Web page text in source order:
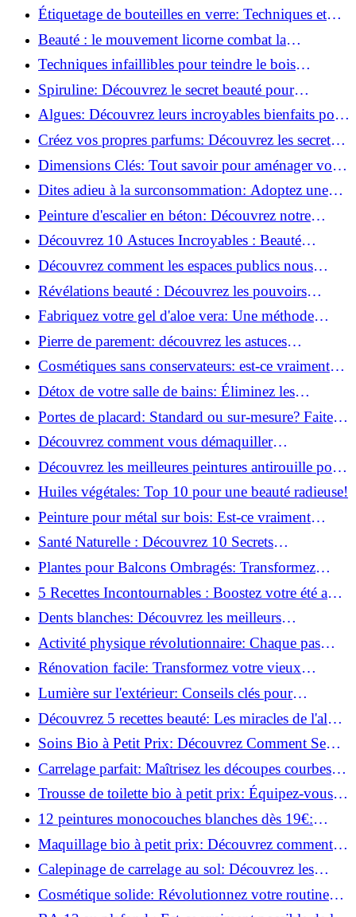
100% comestible!
Étiquetage de bouteilles en verre: Techniques et
astuces incontournables!
Beauté : le mouvement licorne combat la
surconsommation !
Techniques infaillibles pour teindre le bois
naturellement: Découvrez comment!
Spiruline: Découvrez le secret beauté pour
revitaliser les peaux fatiguées!
Algues: Découvrez leurs incroyables bienfaits pour
la santé et la beauté!
Créez vos propres parfums: Découvrez les secrets
de la fabrication artisanale!
Dimensions Clés: Tout savoir pour aménager votre
salle de bains!
Dites adieu à la surconsommation: Adoptez une
vie plus simple!
Peinture d'escalier en béton: Découvrez notre
tutoriel facile et rapide!
Découvrez 10 Astuces Incroyables : Beauté
Naturelle avec le Concombre !
Découvrez comment les espaces publics nous
incitent à être plus actifs : Révélations surprenantes!
Révélations beauté : Découvrez les pouvoirs
insoupçonnés du concombre!
Fabriquez votre gel d'aloe vera: Une méthode
simple et rapide à la maison!
Pierre de parement: découvrez les astuces
infaillibles pour un nettoyage parfait!
Cosmétiques sans conservateurs: est-ce vraiment
possible?
Détox de votre salle de bains: Éliminez les
ingrédients nocifs dès maintenant!
Portes de placard: Standard ou sur-mesure? Faites
le meilleur choix!
Découvrez comment vous démaquiller
naturellement: Astuces et secrets révélés!
Découvrez les meilleures peintures antirouille pour
le fer: Top 12 analysé!
Huiles végétales: Top 10 pour une beauté radieuse!
Peinture pour métal sur bois: Est-ce vraiment
possible?
Santé Naturelle : Découvrez 10 Secrets
Incontournables pour un Bien-être Optimal!
Plantes pour Balcons Ombragés: Transformez
votre Terrasse en Oasis Verte!
5 Recettes Incontournables : Boostez votre été avec
des huiles essentielles!
Dents blanches: Découvrez les meilleurs
ingrédients naturels!
Activité physique révolutionnaire: Chaque pas
compte pour votre santé!
Rénovation facile: Transformez votre vieux
parquet irrégulier en un clin d'œil!
Lumière sur l'extérieur: Conseils clés pour
concevoir et installer votre éclairage!
Découvrez 5 recettes beauté: Les miracles de l'aloe
vera pour votre peau!
Soins Bio à Petit Prix: Découvrez Comment Se
Chouchouter Pour Moins de 35€!
Carrelage parfait: Maîtrisez les découpes courbes
facilement!
Trousse de toilette bio à petit prix: Équipez-vous
pour moins de 25€!
12 peintures monocouches blanches dès 19€:
Découvrez les meilleures offres!
Maquillage bio à petit prix: Découvrez comment
s'équiper pour moins de 50€!
Calepinage de carrelage au sol: Découvrez les
astuces incontournables!
Cosmétique solide: Révolutionnez votre routine
beauté pour zéro déchet!